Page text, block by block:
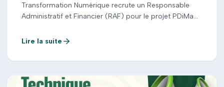
Transformation Numérique recrute un Responsable
Administratif et Financier (RAF) pour le projet PDiMa
avoir plus de détails sur les missions et les critères de
ou retirer les TDR à l’adresse mentionnée […]
Lire la suite